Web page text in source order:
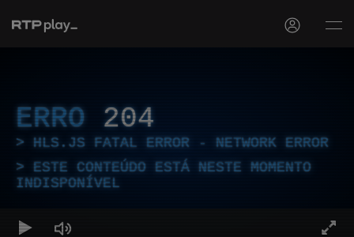
ERRO 204
HLS.JS FATAL ERROR - NETWORK ERROR
ESTE CONTEÚDO ESTÁ NESTE MOMENTO
INDISPONÍVEL